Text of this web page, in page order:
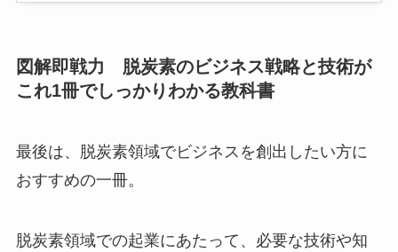
図解即戦力 脱炭素のビジネス戦略と技術が
これ1冊でしっかりわかる教科書
最後は、脱炭素領域でビジネスを創出したい方に
おすすめの一冊。
脱炭素領域での起業にあたって、必要な技術や知